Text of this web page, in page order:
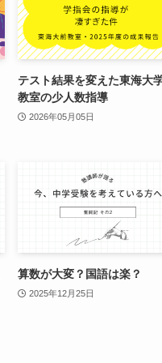
テスト結果を変えた東海大
教室の少人数指導
2026年05月05日
算数が大変？国語は楽？
2025年12月25日